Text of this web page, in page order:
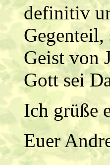
definitiv
Gegenteil,
Geist von
Gott sei
Ich grüße
Euer